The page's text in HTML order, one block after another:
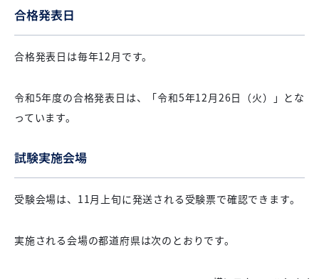
合格発表日
合格発表日は毎年12月です。
令和5年度の合格発表日は、「令和5年12月26日（火）」とな
っています。
試験実施会場
受験会場は、11月上旬に発送される受験票で確認できます。
実施される会場の都道府県は次のとおりです。